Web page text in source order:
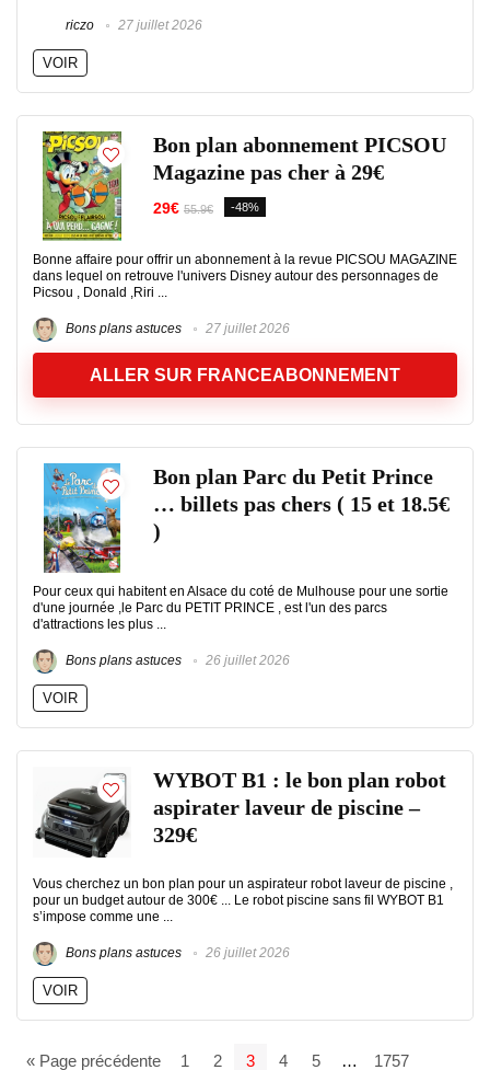
riczo 27 juillet 2026
VOIR
Bon plan abonnement PICSOU
Magazine pas cher à 29€
29€ 55.9€ -48%
Bonne affaire pour offrir un abonnement à la revue PICSOU MAGAZINE
dans lequel on retrouve l'univers Disney autour des personnages de
Picsou , Donald ,Riri ...
Bons plans astuces 27 juillet 2026
ALLER SUR FRANCEABONNEMENT
Bon plan Parc du Petit Prince
… billets pas chers ( 15 et 18.5€
)
Pour ceux qui habitent en Alsace du coté de Mulhouse pour une sortie
d'une journée ,le Parc du PETIT PRINCE , est l'un des parcs
d'attractions les plus ...
Bons plans astuces 26 juillet 2026
VOIR
WYBOT B1 : le bon plan robot
aspirater laveur de piscine –
329€
Vous cherchez un bon plan pour un aspirateur robot laveur de piscine ,
pour un budget autour de 300€ ... Le robot piscine sans fil WYBOT B1
s’impose comme une ...
Bons plans astuces 26 juillet 2026
VOIR
« Page précédente 1 2 3 4 5 … 1757